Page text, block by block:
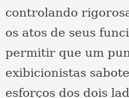
controlando
os atos de seus
permitir que um
exibicionistas
esforços dos dois